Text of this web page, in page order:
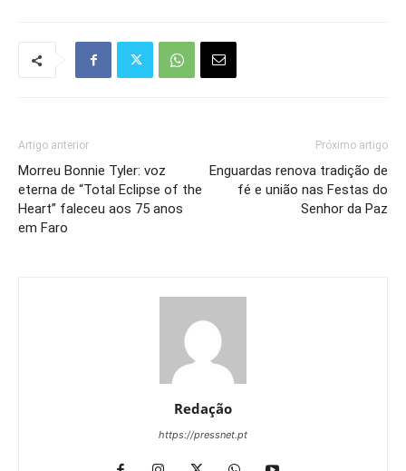
Artigo anterior
Morreu Bonnie Tyler: voz
eterna de “Total Eclipse of the
Heart” faleceu aos 75 anos
em Faro
Próximo artigo
Enguardas renova tradição de
fé e união nas Festas do
Senhor da Paz
Redação
https://pressnet.pt